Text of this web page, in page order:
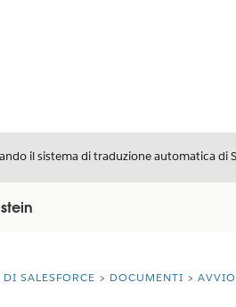
il sistema di traduzione automatica di
qui:
SALESFORCE DOCUMENTI